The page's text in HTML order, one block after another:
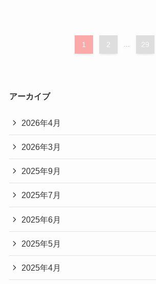
1 2 ... 29
アーカイブ
2026年4月
2026年3月
2025年9月
2025年7月
2025年6月
2025年5月
2025年4月